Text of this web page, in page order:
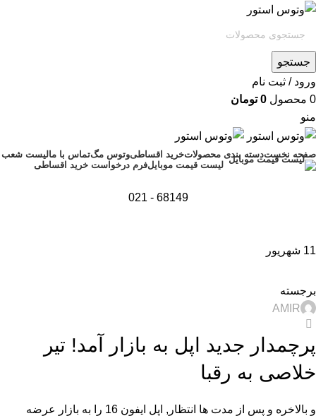
جستجو
ورود / ثبت نام
0 محصول 0 تومان
منو
صفحه نخستدسته بندی محصولاتخرید اقساطیوتوس مگتماس با مالیست شعب
لیست قیمت موبایلفرم درخواست خرید اقساطی
68149 - 021
11 شهریور
برجسته
AMIR
پرچمدار جدید اپل به بازار آمد! تیر
خلاصی به رقبا
و بالاخره و پس از مدت ها انتظار, اپل ایفون 16 را به بازار عرضه